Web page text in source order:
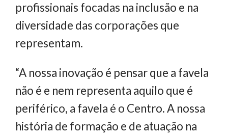
profissionais focadas na inclusão e na
diversidade das corporações que
representam.
“A nossa inovação é pensar que a favela
não é e nem representa aquilo que é
periférico, a favela é o Centro. A nossa
história de formação e de atuação na